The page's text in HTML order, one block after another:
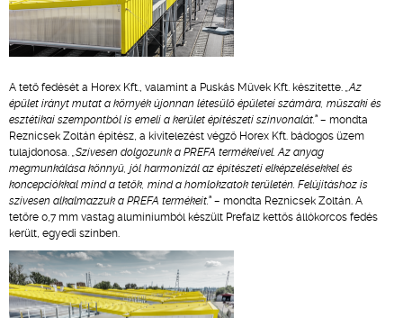
A tető fedését a Horex Kft., valamint a Puskás Művek Kft. készítette.
„Az
épület irányt mutat a környék újonnan létesülő épületei számára, műszaki és
esztétikai szempontból is emeli a kerület építészeti színvonalát.” – mondta
Reznicsek Zoltán építész, a kivitelezést végző Horex Kft. bádogos üzem
tulajdonosa.
„Szívesen dolgozunk a PREFA termékeivel. Az anyag
megmunkálása könnyű, jól harmonizál az építészeti elképzelésekkel és
koncepciókkal mind a tetők, mind a homlokzatok területén. Felújításhoz is
szívesen alkalmazzuk a PREFA termékeit.” – mondta Reznicsek Zoltán. A
tetőre 0,7 mm vastag alumíniumból készült Prefalz kettős állókorcos fedés
került, egyedi színben.